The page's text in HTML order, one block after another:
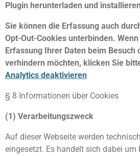
Plugin herunterladen und
Sie können die Erfassung auch
Opt-Out-Cookies unterbinden.
Erfassung Ihrer Daten beim Besuch
verhindern möchten, klicken Sie
Analytics deaktivieren
§ 8 Informationen über Cookies
(1) Verarbeitungszweck
Auf dieser Webseite werden
eingesetzt. Es handelt sich dabei um